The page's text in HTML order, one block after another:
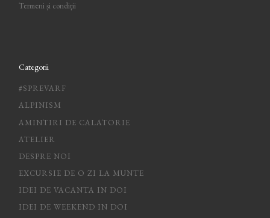
Termeni și condiții
Categorii
#SPREVARF
ALPINISM
AMINTIRI DE CALATORIE
ATELIER
DESPRE NOI
EXCURSIE DE O ZI LA MUNTE
IDEI DE VACANTA IN DOI
IDEI DE WEEKEND IN DOI